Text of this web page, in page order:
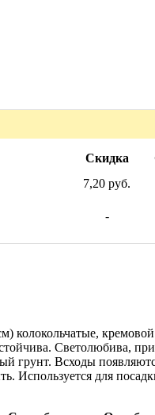
Скидка
7,20 руб.
-
колокольчатые,
Светолюбива,
грунт. Всходы
Используется для